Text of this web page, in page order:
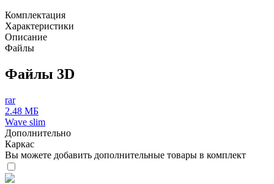
Комплектация
Характеристики
Описание
Файлы
Файлы 3D
rar
2.48 МБ
Wave slim
Дополнительно
Каркас
Вы можете добавить дополнительные товары в комплект